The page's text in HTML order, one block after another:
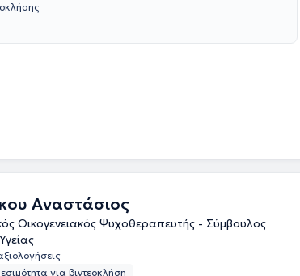
Αναστάσιος
Οικογενειακός Ψυχοθεραπευτής - Σύμβουλος
για βιντεοκλήση